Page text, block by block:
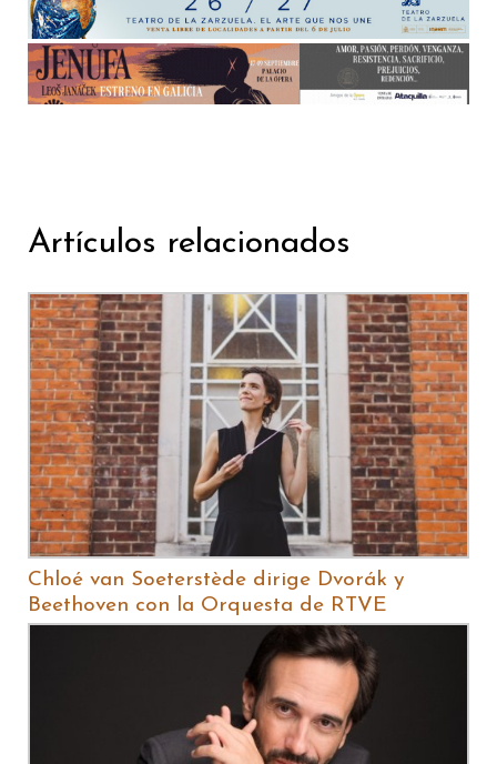
Artículos relacionados
Chloé van Soeterstède dirige Dvorák y
Beethoven con la Orquesta de RTVE